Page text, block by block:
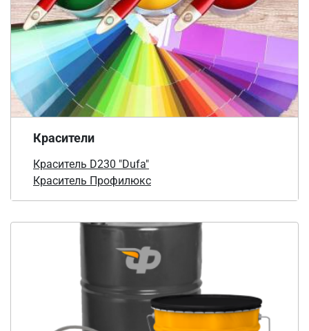
Красители
Краситель D230 "Dufa"
Краситель Профилюкс